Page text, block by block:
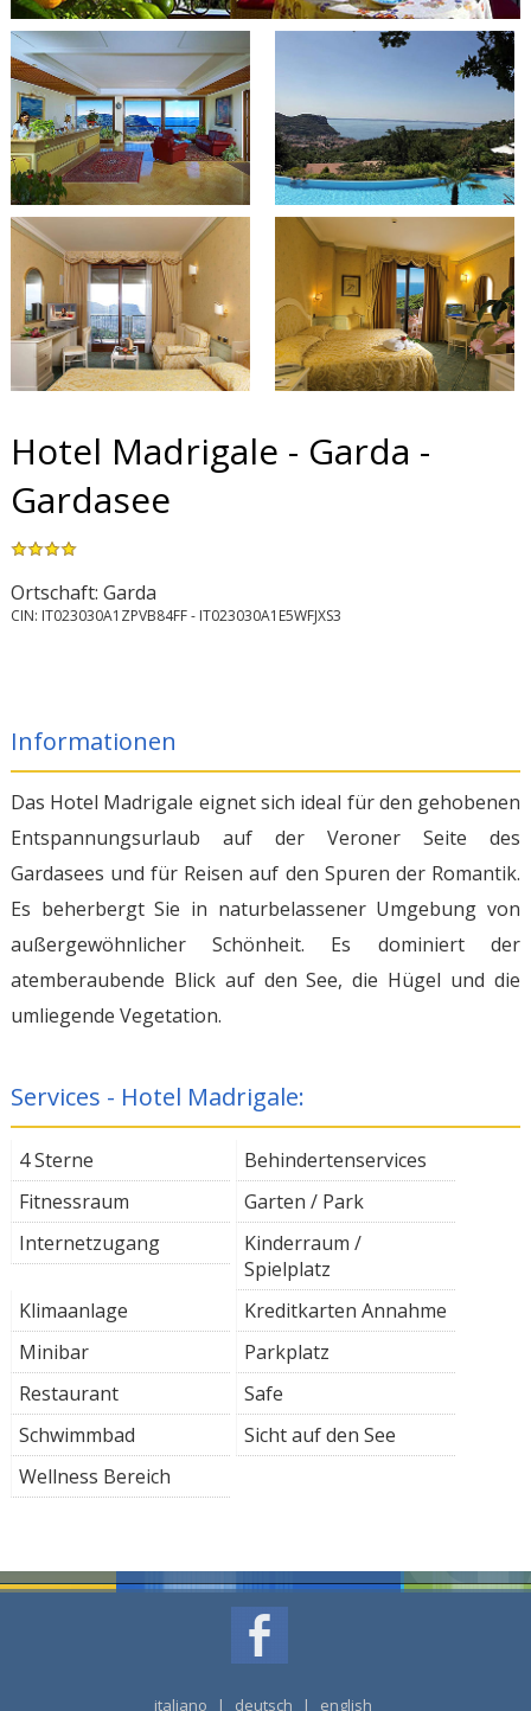
Hotel Madrigale - Garda -
Gardasee
Ortschaft: Garda
CIN: IT023030A1ZPVB84FF - IT023030A1E5WFJXS3
Informationen
Das Hotel Madrigale eignet sich ideal für den gehobenen
Entspannungsurlaub auf der Veroner Seite des
Gardasees und für Reisen auf den Spuren der Romantik.
Es beherbergt Sie in naturbelassener Umgebung von
außergewöhnlicher Schönheit. Es dominiert der
atemberaubende Blick auf den See, die Hügel und die
umliegende Vegetation.
Services - Hotel Madrigale:
4 Sterne
Behindertenservices
Fitnessraum
Garten / Park
Internetzugang
Kinderraum /
Spielplatz
Klimaanlage
Kreditkarten Annahme
Minibar
Parkplatz
Restaurant
Safe
Schwimmbad
Sicht auf den See
Wellness Bereich
italiano | deutsch | english